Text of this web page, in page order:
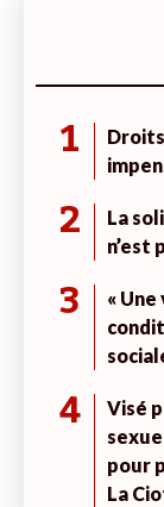
1
2
La
n’est
3
«
4
Visé
pour
La